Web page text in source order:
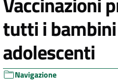
tutti i
adolescenti
Navigazione